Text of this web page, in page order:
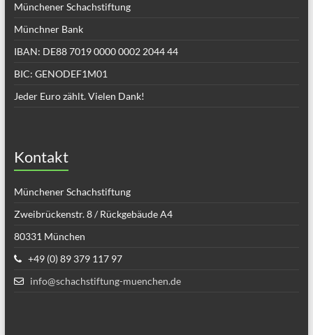
Münchener Schachstiftung
Münchner Bank
IBAN: DE88 7019 0000 0002 2044 44
BIC: GENODEF1M01
Jeder Euro zählt. Vielen Dank!
Kontakt
Münchener Schachstiftung
Zweibrückenstr. 8 / Rückgebäude A4
80331 München
+49 (0) 89 379 117 97
info@schachstiftung-muenchen.de